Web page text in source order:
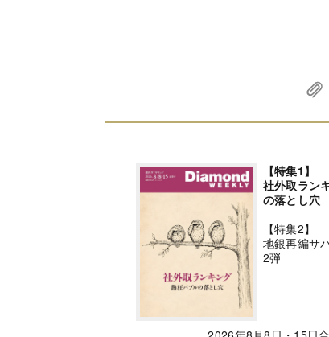
【特集1】
社外取ラン
の落とし穴
【特集2】
地銀再編サ
2弾